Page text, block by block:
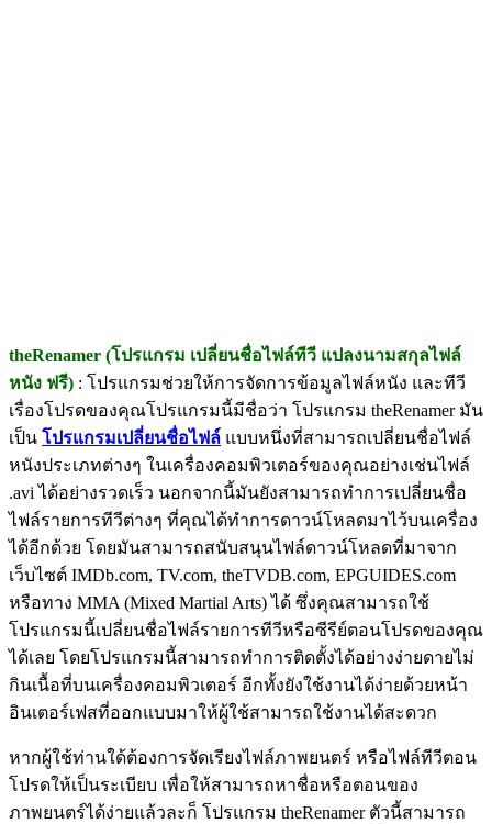
theRenamer (โปรแกรม เปลี่ยนชื่อไฟล์ทีวี แปลงนามสกุลไฟล์
หนัง ฟรี) : โปรแกรมช่วยให้การจัดการข้อมูลไฟล์หนัง และทีวี
เรื่องโปรดของคุณโปรแกรมนี้มีชื่อว่า โปรแกรม theRenamer มัน
เป็น โปรแกรมเปลี่ยนชื่อไฟล์ แบบหนึ่งที่สามารถเปลี่ยนชื่อไฟล์
หนังประเภทต่างๆ ในเครื่องคอมพิวเตอร์ของคุณอย่างเช่นไฟล์
.avi ได้อย่างรวดเร็ว นอกจากนี้มันยังสามารถทำการเปลี่ยนชื่อ
ไฟล์รายการทีวีต่างๆ ที่คุณได้ทำการดาวน์โหลดมาไว้บนเครื่อง
ได้อีกด้วย โดยมันสามารถสนับสนุนไฟล์ดาวน์โหลดที่มาจาก
เว็บไซต์ IMDb.com, TV.com, theTVDB.com, EPGUIDES.com
หรือทาง MMA (Mixed Martial Arts) ได้ ซึ่งคุณสามารถใช้
โปรแกรมนี้เปลี่ยนชื่อไฟล์รายการทีวีหรือซีรีย์ตอนโปรดของคุณ
ได้เลย โดยโปรแกรมนี้สามารถทำการติดตั้งได้อย่างง่ายดายไม่
กินเนื้อที่บนเครื่องคอมพิวเตอร์ อีกทั้งยังใช้งานได้ง่ายด้วยหน้า
อินเตอร์เฟสที่ออกแบบมาให้ผู้ใช้สามารถใช้งานได้สะดวก
หากผู้ใช้ท่านใด้ต้องการจัดเรียงไฟล์ภาพยนตร์ หรือไฟล์ทีวีตอน
โปรดให้เป็นระเบียบ เพื่อให้สามารถหาชื่อหรือตอนของ
ภาพยนตร์ได้ง่ายแล้วละก็ โปรแกรม theRenamer ตัวนี้สามารถ